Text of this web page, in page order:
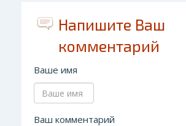
Напишите Ваш
комментарий
Ваше имя
Ваш комментарий